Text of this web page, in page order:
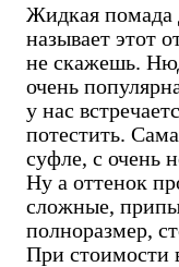
Жидкая помада
называет этот
не скажешь.
очень
у нас
потестить.
суфле, с очень
Ну а оттенок
сложные,
полноразмер,
При стоимости